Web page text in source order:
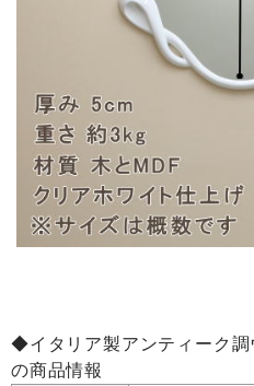
◆イタリア製アンティーク
の商品情報